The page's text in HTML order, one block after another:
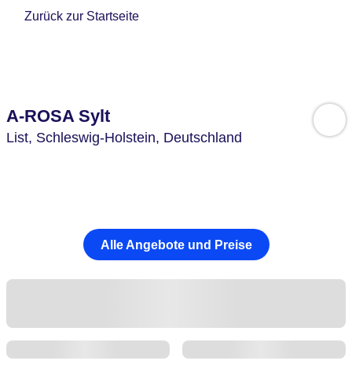
Zurück zur Startseite
A-ROSA Sylt
List, Schleswig-Holstein, Deutschland
Alle Angebote und Preise